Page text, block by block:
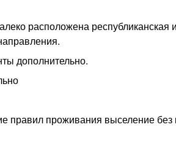
расположена республиканская и
дополнительно.
правил проживания выселение без